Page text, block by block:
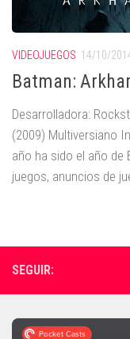
VIDEOJUEGOS 14/10/
Batman:
Desarrolladora:
(2009) Multiversiano
año ha sido el año de
juegos, anuncios de
SEGUIR: